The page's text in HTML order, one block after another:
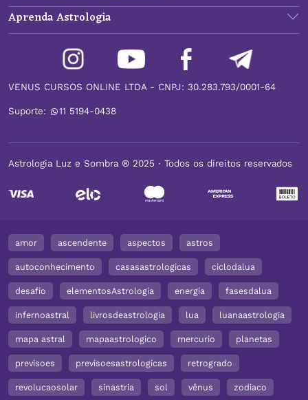
Aprenda Astrologia
VENUS CURSOS ONLINE LTDA - CNPJ: 30.283.793/0001-64
Suporte: 11 5194-0438
Astrologia Luz e Sombra ® 2025 ∙ Todos os direitos reservados
amor ascendente aspectos astros
autoconhecimento casasastrologicas ciclodalua
desafio elementosAstrologia energia fasesdalua
infernoastral livrosdeastrologia lua luanaastrologia
mapa astral mapaastrologico mercurio planetas
previsoes previsoesastrologicas retrogrado
revolucaosolar sinastria sol vênus zodiaco